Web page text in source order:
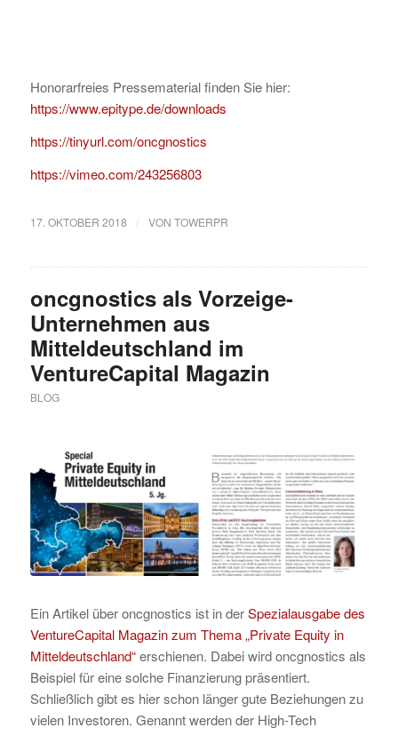
Honorarfreies Pressematerial finden Sie hier:
https://www.epitype.de/downloads
https://tinyurl.com/oncgnostics
https://vimeo.com/243256803
17. OKTOBER 2018 / VON TOWERPR
oncgnostics als Vorzeige-
Unternehmen aus
Mitteldeutschland im
VentureCapital Magazin
BLOG
Ein Artikel über oncgnostics ist in derSpezialausgabe des
VentureCapital Magazin zum Thema „Private Equity in
Mitteldeutschland“erschienen. Dabei wird oncgnostics als
Beispiel für eine solche Finanzierung präsentiert.
Schließlich gibt es hier schon länger gute Beziehungen zu
vielen Investoren. Genannt werden der High-Tech